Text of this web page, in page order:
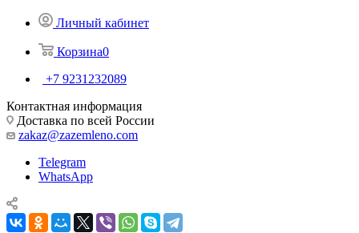
Личный кабинет
Корзина0
+7 9231232089
Контактная информация
Доставка по всей России
zakaz@zazemleno.com
Telegram
WhatsApp